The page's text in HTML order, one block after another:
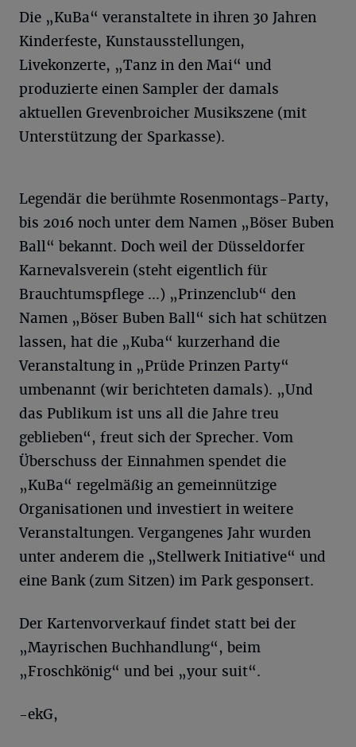
Die „KuBa“ veranstaltete in ihren 30 Jahren
Kinderfeste, Kunstausstellungen,
Livekonzerte, „Tanz in den Mai“ und
produzierte einen Sampler der damals
aktuellen Grevenbroicher Musikszene (mit
Unterstützung der Sparkasse).
Legendär die berühmte Rosenmontags-Party,
bis 2016 noch unter dem Namen „Böser Buben
Ball“ bekannt. Doch weil der Düsseldorfer
Karnevalsverein (steht eigentlich für
Brauchtumspflege …) „Prinzenclub“ den
Namen „Böser Buben Ball“ sich hat schützen
lassen, hat die „Kuba“ kurzerhand die
Veranstaltung in „Prüde Prinzen Party“
umbenannt (wir berichteten damals). „Und
das Publikum ist uns all die Jahre treu
geblieben“, freut sich der Sprecher. Vom
Überschuss der Einnahmen spendet die
„KuBa“ regelmäßig an gemeinnützige
Organisationen und investiert in weitere
Veranstaltungen. Vergangenes Jahr wurden
unter anderem die „Stellwerk Initiative“ und
eine Bank (zum Sitzen) im Park gesponsert.
Der Kartenvorverkauf findet statt bei der
„Mayrischen Buchhandlung“, beim
„Froschkönig“ und bei „your suit“.
-ekG,